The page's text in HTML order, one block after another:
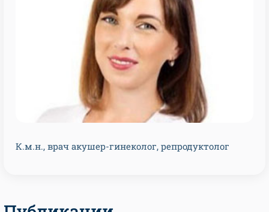
К.м.н., врач акушер-гинеколог, репродуктолог